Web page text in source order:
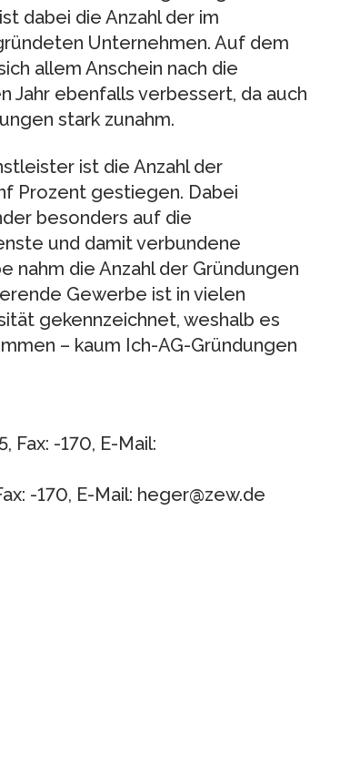
dabei die Anzahl der im
Unternehmen. Auf dem
allem Anschein nach die
Jahr ebenfalls verbessert, da auch
stark zunahm.
ist die Anzahl der
Prozent gestiegen. Dabei
besonders auf die
und damit verbundene
nahm die Anzahl der Gründungen
Gewerbe ist in vielen
gekennzeichnet, weshalb es
– kaum Ich-AG-Gründungen
Fax: -170, E-Mail:
-170, E-Mail: heger@zew.de